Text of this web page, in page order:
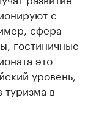
с
сфера
гостиничные
это
уровень,
туризма в